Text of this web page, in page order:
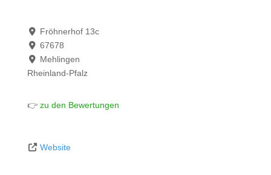
Fröhnerhof 13c
67678
Mehlingen
Rheinland-Pfalz
👉zu den Bewertungen
Website